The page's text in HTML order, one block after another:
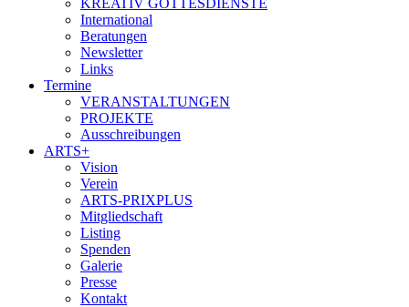
KREATIV GOTTESDIENSTE
International
Beratungen
Newsletter
Links
Termine
VERANSTALTUNGEN
PROJEKTE
Ausschreibungen
ARTS+
Vision
Verein
ARTS-PRIXPLUS
Mitgliedschaft
Listing
Spenden
Galerie
Presse
Kontakt